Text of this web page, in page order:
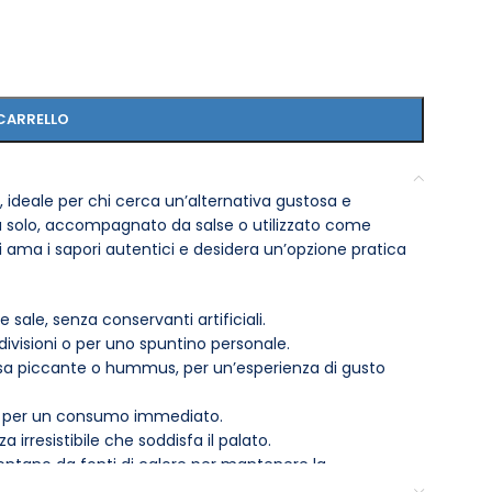
ideale per chi cerca un’alternativa gustosa e
accompagnato da salse o utilizzato come
i sapori autentici e desidera un’opzione pratica
sale, senza conservanti artificiali.
o per uno spuntino personale.
piccante o hummus, per un’esperienza di gusto
un consumo immediato.
irresistibile che soddisfa il palato.
da fonti di calore per mantenere la